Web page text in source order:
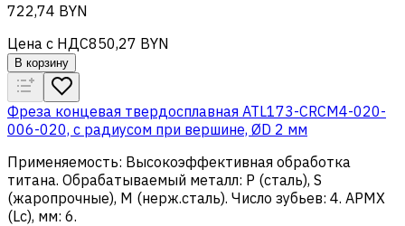
722,74 BYN
Цена с НДС850,27 BYN
В корзину
Фреза концевая твердосплавная ATL173-CRCM4-020-
006-020, с радиусом при вершине, ØD 2 мм
Применяемость: Высокоэффективная обработка
титана. Обрабатываемый металл: Р (сталь), S
(жаропрочные), M (нерж.сталь). Число зубьев: 4. APMX
(Lc), мм: 6.